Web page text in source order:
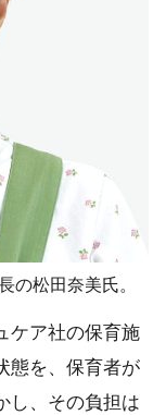
の松田奈美氏。
ケア社の保育施
態を、保育者が
し、その負担は